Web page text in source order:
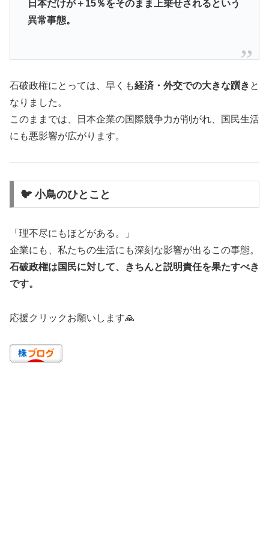
日本だけが＋15％をそのまま上乗せされるという
異常事態。
石破政権にとっては、早くも経済・外交での大きな躓き と
なりました。
このままでは、日本企業の国際競争力が削がれ、国民生活
にも悪影響が広がります。
🐦 小鳥のひとこと
「理不尽にもほどがある。」
企業にも、私たちの生活にも深刻な影響が出るこの事態。
石破政権は国民に対して、きちんと説明責任を果たすべき
です。
応援クリックお願いします🙏